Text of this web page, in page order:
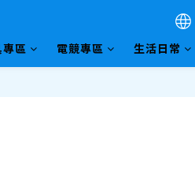
區 電競專區 生活日常